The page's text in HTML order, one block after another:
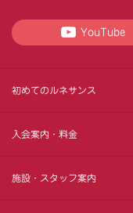
YouTube
初めてのルネサンス
入会案内・料金
施設・スタッフ案内